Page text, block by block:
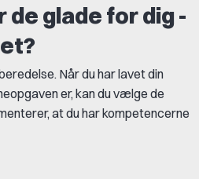
glade for dig -
Når du har lavet din
er, kan du vælge de
at du har kompetencerne